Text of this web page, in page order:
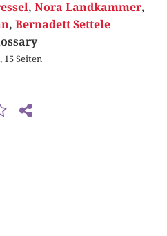
, Nora Landkammer,
, Bernadett Settele
15 Seiten